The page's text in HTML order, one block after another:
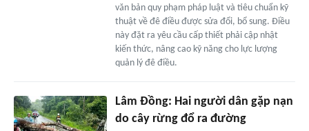
văn bản quy phạm pháp luật và tiêu chuẩn kỹ
thuật về đê điều được sửa đổi, bổ sung. Điều
này đặt ra yêu cầu cấp thiết phải cập nhật
kiến thức, nâng cao kỹ năng cho lực lượng
quản lý đê điều.
Lâm Đồng: Hai người dân gặp nạn
do cây rừng đổ ra đường